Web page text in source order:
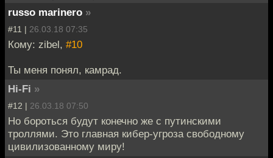
russo marinero »
#11 | 26.03.18 07:35
Кому: zibel, #10
Ты меня понял, камрад.
Hi-Fi »
#12 | 26.03.18 07:50
Но бороться будут конечно же с путинскими
троллями. Это главная кибер-угроза свободному
цивилизованному миру!